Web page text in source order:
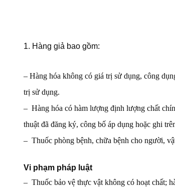
1. Hàng giả bao gồm:
– Hàng hóa không có giá trị sử dụng, công
trị sử dụng.
– Hàng hóa có hàm lượng định lượng chất
thuật đã đăng ký, công bố áp dụng hoặc ghi
– Thuốc phòng bệnh, chữa bệnh cho người,
Vi phạm pháp luật
– Thuốc bảo vệ thực vật không có hoạt chất;